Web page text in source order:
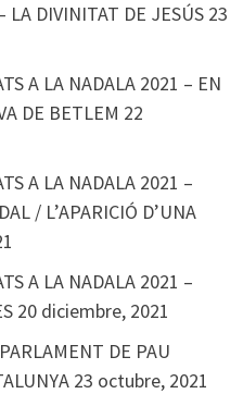
LA DIVINITAT DE JESÚS 23
A LA NADALA 2021 – EN
DE BETLEM 22
A LA NADALA 2021 –
/ L’APARICIÓ D’UNA
A LA NADALA 2021 –
20 diciembre, 2021
DE PAU
23 octubre, 2021